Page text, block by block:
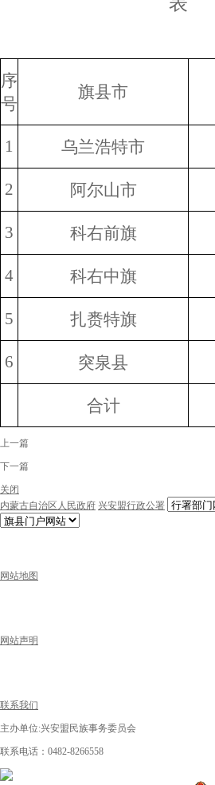
序
号
旗县市
1 乌兰浩特市
2 阿尔山市
3 科右前旗
4 科右中旗
5 扎赉特旗
6 突泉县
合计
上一篇
下一篇
关闭
内蒙古自治区人民政府 兴安盟行政公署
网站地图
网站声明
联系我们
主办单位:兴安盟民族事务委员会
联系电话：0482-8266558